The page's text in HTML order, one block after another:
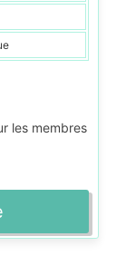
les membres